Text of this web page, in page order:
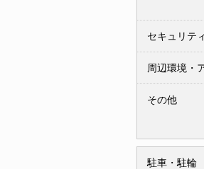
セキュリティ
周辺環境・
その他
駐車・駐輪